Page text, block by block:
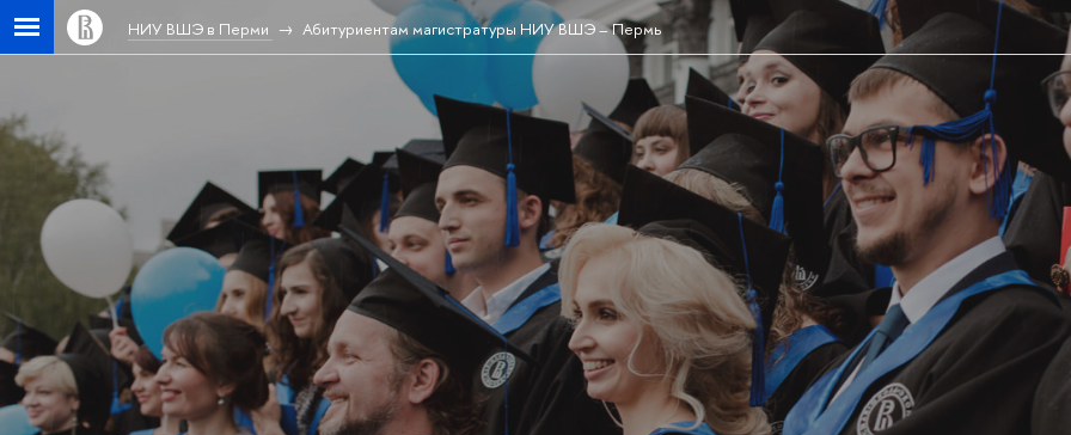
НИУ ВШЭ в Перми Абитуриентам магистратуры НИУ ВШЭ – Пермь